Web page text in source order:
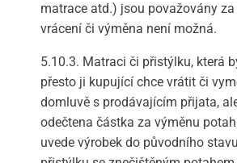
matrace atd.) jsou považovány
vrácení či výměna není možná.
5.10.3. Matraci či přistýlku, která
přesto ji kupující chce vrátit či
domluvě s prodávajícím přijata,
odečtena částka za výměnu
uvede výrobek do původního